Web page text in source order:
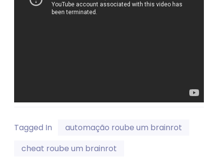
Tagged In
automação roube um brainrot
cheat roube um brainrot